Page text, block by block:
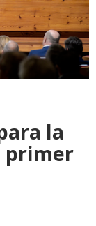
la
primer